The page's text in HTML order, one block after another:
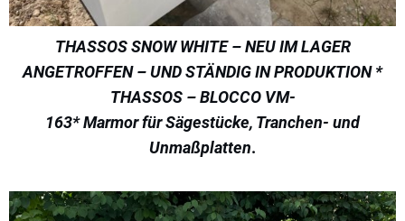
THASSOS SNOW WHITE – NEU IM LAGER
ANGETROFFEN – UND STÄNDIG IN PRODUKTION *
THASSOS – BLOCCO VM-
163* Marmor für Sägestücke, Tranchen- und
Unmaßplatten.